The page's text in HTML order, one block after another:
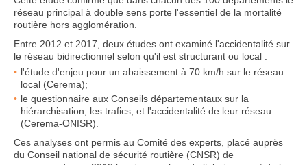
réseau principal à double sens porte l'essentiel de la mortalité
routière hors agglomération.
Entre 2012 et 2017, deux études ont examiné l'accidentalité sur
le réseau bidirectionnel selon qu'il est structurant ou local :
l'étude d'enjeu pour un abaissement à 70 km/h sur le réseau
local (Cerema);
le questionnaire aux Conseils départementaux sur la
hiérarchisation, les trafics, et l'accidentalité de leur réseau
(Cerema-ONISR).
Ces analyses ont permis au Comité des experts, placé auprès
du Conseil national de sécurité routière (CNSR) de